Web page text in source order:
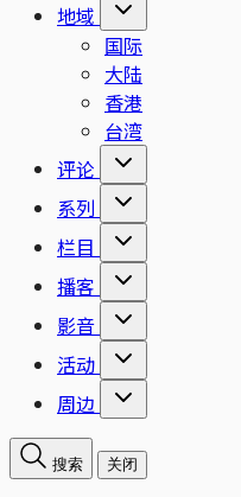
地域
国际
大陆
香港
台湾
评论
系列
栏目
播客
影音
活动
周边
搜索 关闭